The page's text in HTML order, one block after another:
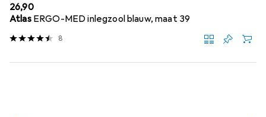
EUR
26,90
Atlas ERGO-MED inlegzool blauw, maat 39
8